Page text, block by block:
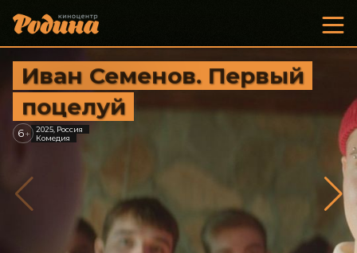
Иван Семенов. Первый
поцелуй
6+
2025, Россия
Комедия